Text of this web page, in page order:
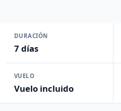
DURACIÓN
7 días
VUELO
Vuelo incluido